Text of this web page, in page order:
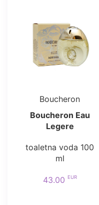
Boucheron
Boucheron Eau
Legere
toaletna voda 100
ml
43.00 EUR